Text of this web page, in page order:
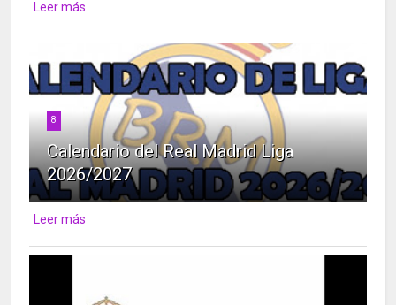
Leer más
8
Calendario del Real Madrid Liga
2026/2027
Leer más